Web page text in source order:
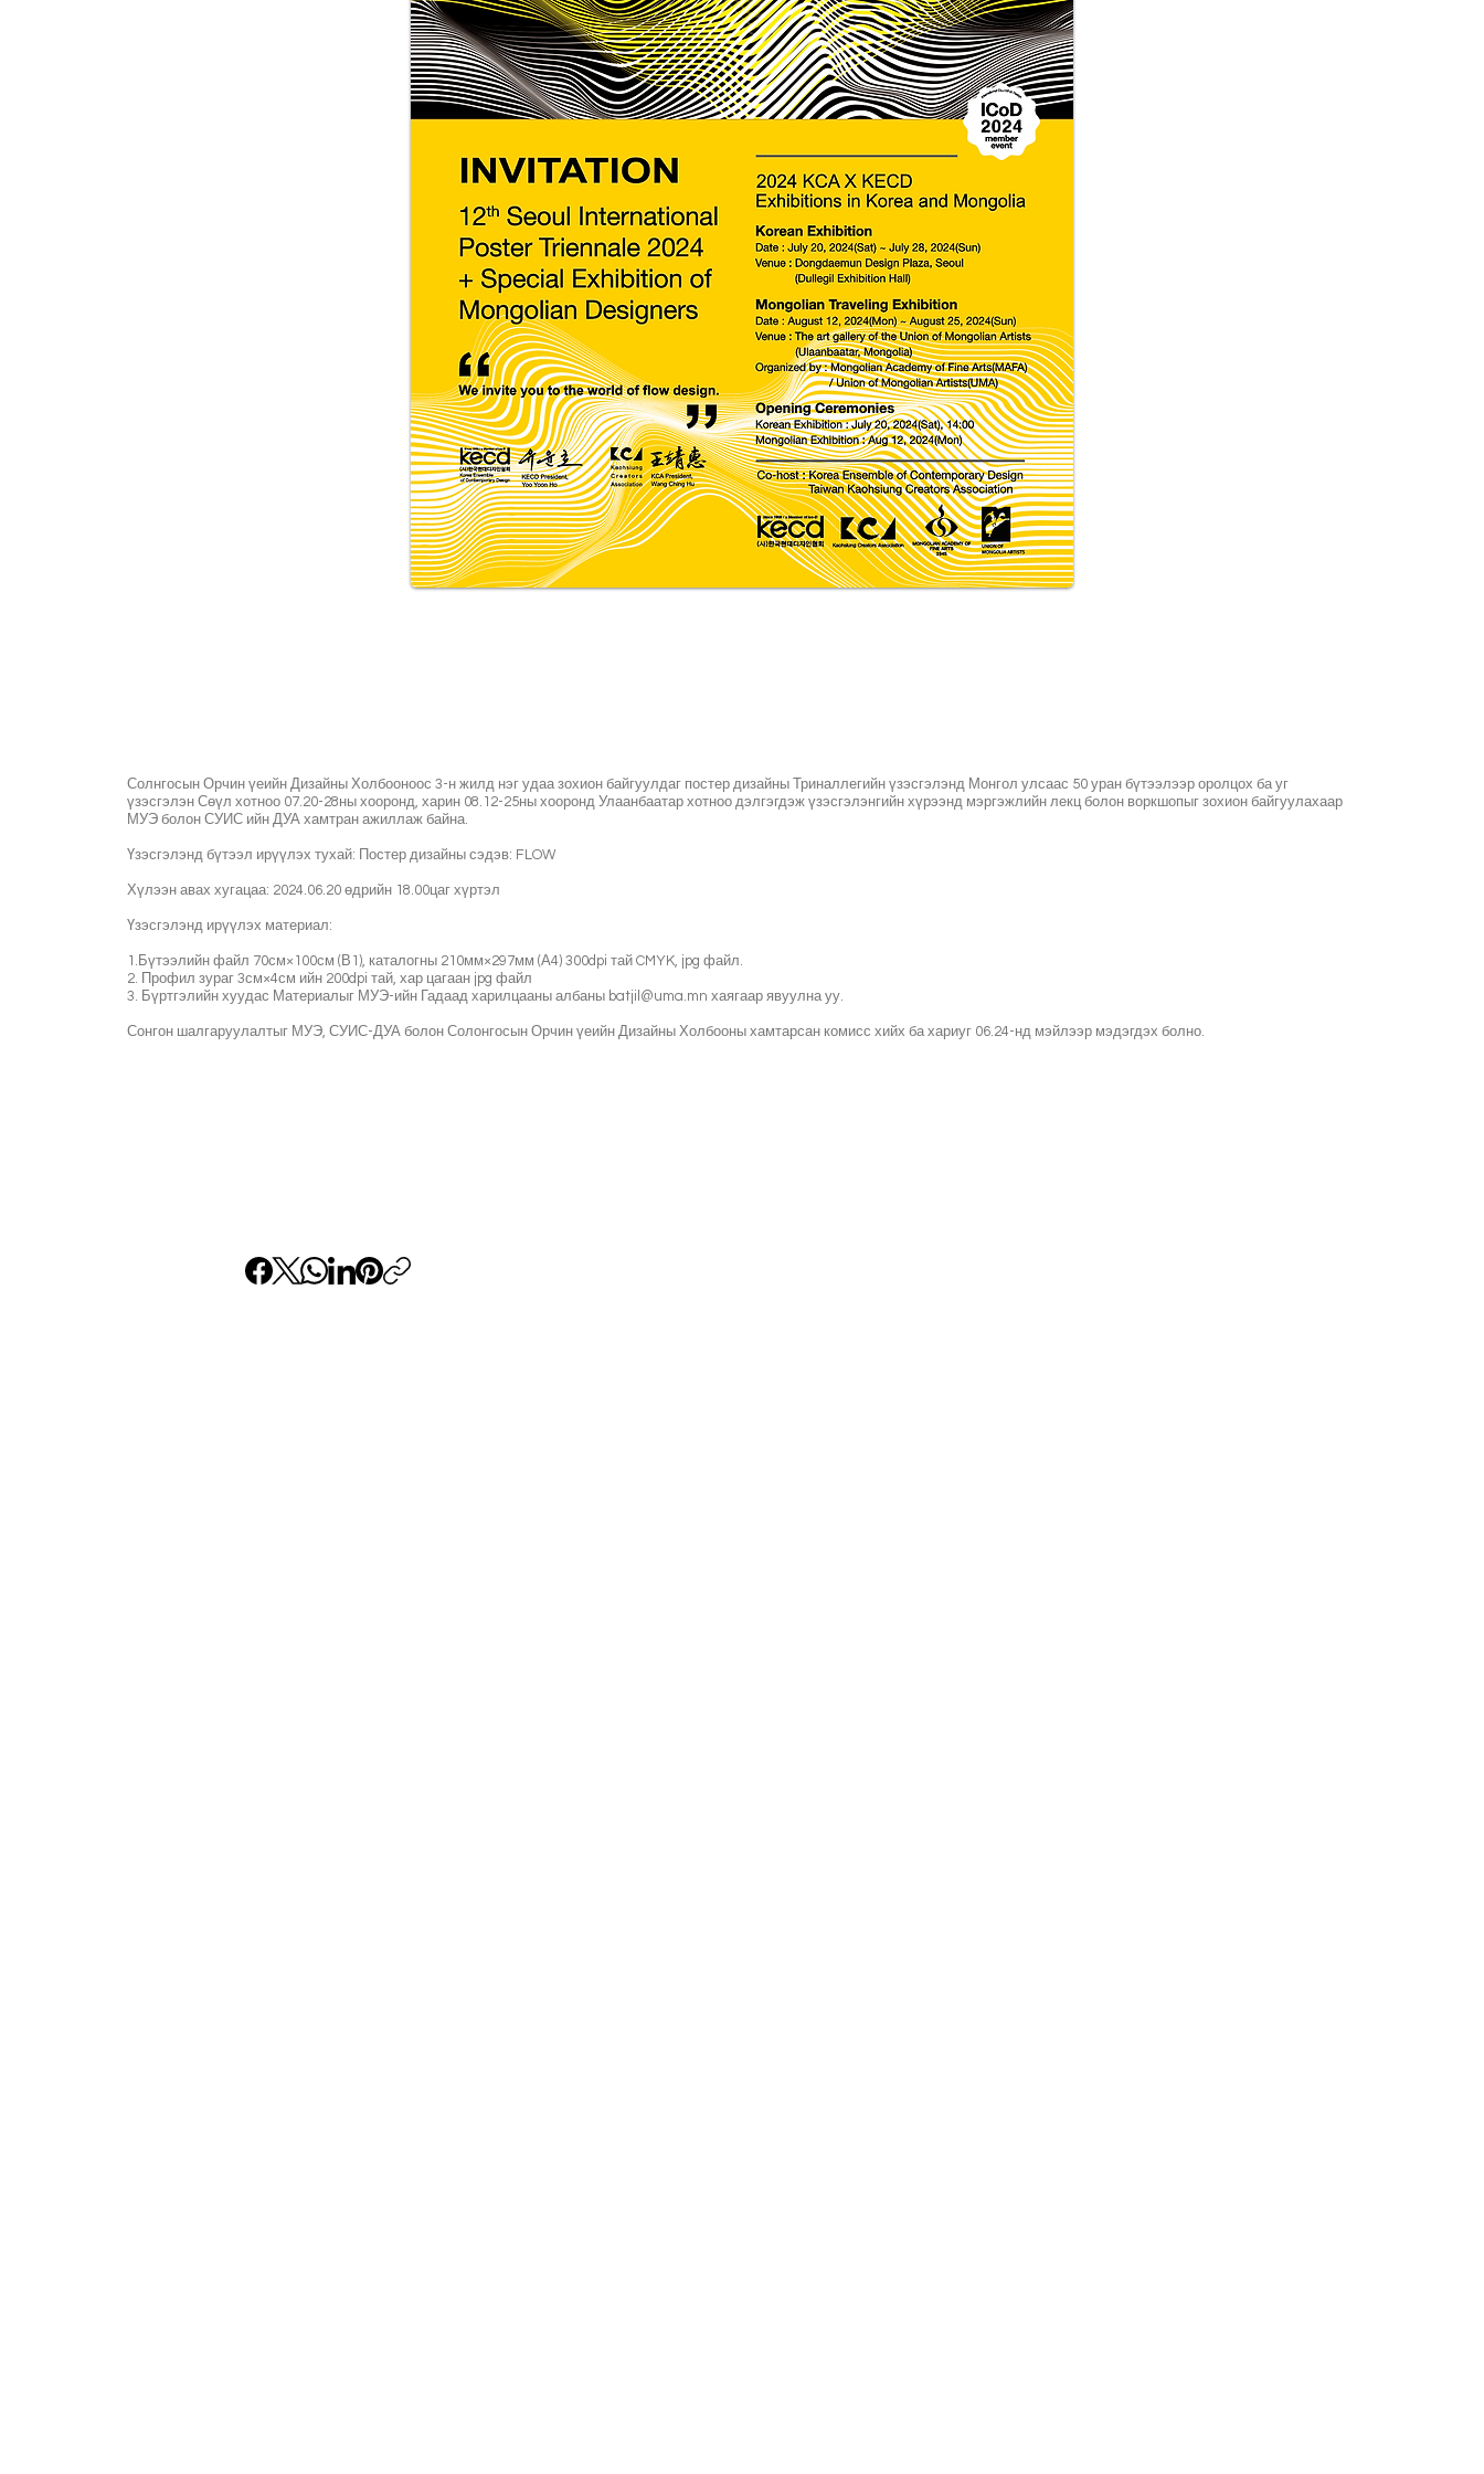
Солнгосын Орчин үеийн Дизайны Холбооноос 3-н жилд нэг удаа зохион байгуулдаг постер дизайны Триналлегийн үзэсгэлэнд Монгол улсаас 50 уран бүтээлээр оролцох ба уг
үзэсгэлэн Сөүл хотноо 07.20-28ны хооронд, харин 08.12-25ны хооронд Улаанбаатар хотноо дэлгэгдэж үзэсгэлэнгийн хүрээнд мэргэжлийн лекц болон воркшопыг зохион байгуулахаар
МУЭ болон СУИС ийн ДУА хамтран ажиллаж байна.
Үзэсгэлэнд бүтээл ирүүлэх тухай: Постер дизайны сэдэв: FLOW
Хүлээн авах хугацаа: 2024.06.20 өдрийн 18.00цаг хүртэл
Үзэсгэлэнд ирүүлэх материал:
1.Бүтээлийн файл 70см×100см (В1), каталогны 210мм×297мм (А4) 300dpi тай CMYK, jpg файл.
2. Профил зураг 3см×4см ийн 200dpi тай, хар цагаан jpg файл
3. Бүртгэлийн хуудас Материалыг МУЭ-ийн Гадаад харилцааны албаны batjil@uma.mn хаягаар явуулна уу.
Сонгон шалгаруулалтыг МУЭ, СУИС-ДУА болон Солонгосын Орчин үеийн Дизайны Холбооны хамтарсан комисс хийх ба хариуг 06.24-нд мэйлээр мэдэгдэх болно.